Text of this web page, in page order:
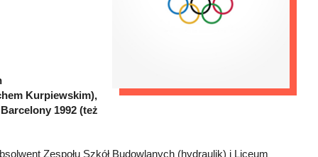
Kurpiewskim),
1992 (też
Zespołu Szkół Budowlanych (hydraulik) i Liceum